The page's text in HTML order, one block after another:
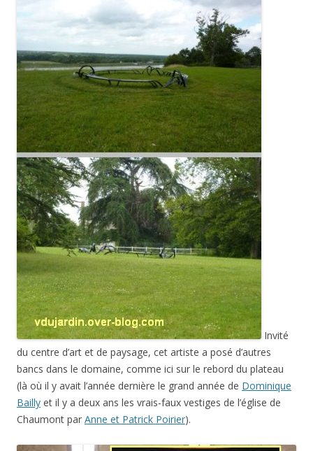
Invité
du centre d’art et de paysage, cet artiste a posé d’autres
bancs dans le domaine, comme ici sur le rebord du plateau
(là où il y avait l’année dernière le grand année de Dominique
Bailly et il y a deux ans les vrais-faux vestiges de l’église de
Chaumont par Anne et Patrick Poirier).